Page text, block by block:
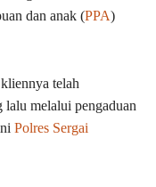
dan anak (PPA)
telah
lalu melalui pengaduan
Polres Sergai